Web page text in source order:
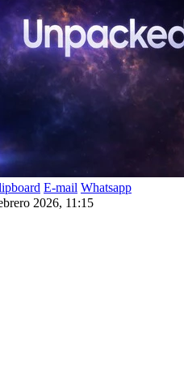
E-mail Whatsapp
2026, 11:15